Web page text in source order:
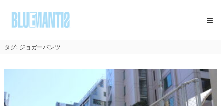
ツ
プ
BLUEMANTIS
タグ: ジョガーパンツ